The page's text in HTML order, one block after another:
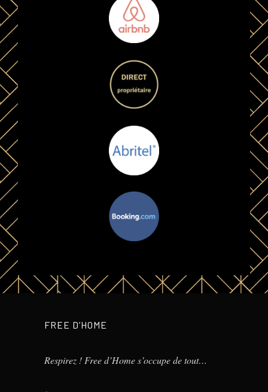
FREE D’HOME
Respirez ! Free d’Home s’occupe de tout…